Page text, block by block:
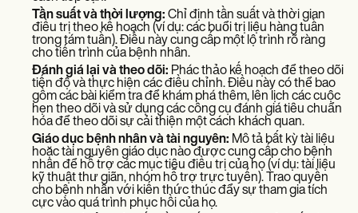
Tần suất và thời lượng: Chỉ định tần suất và thời gian
điều trị theo kế hoạch (ví dụ: các buổi trị liệu hàng tuần
trong tám tuần). Điều này cung cấp một lộ trình rõ ràng
cho tiến trình của bệnh nhân.
Đánh giá lại và theo dõi: Phác thảo kế hoạch để theo dõi
tiến độ và thực hiện các điều chỉnh. Điều này có thể bao
gồm các bài kiểm tra để khám phá thêm, lên lịch các cuộc
hẹn theo dõi và sử dụng các công cụ đánh giá tiêu chuẩn
hóa để theo dõi sự cải thiện một cách khách quan.
Giáo dục bệnh nhân và tài nguyên: Mô tả bất kỳ tài liệu
hoặc tài nguyên giáo dục nào được cung cấp cho bệnh
nhân để hỗ trợ các mục tiêu điều trị của họ (ví dụ: tài liệu
kỹ thuật thư giãn, nhóm hỗ trợ trực tuyến). Trao quyền
cho bệnh nhân với kiến thức thúc đẩy sự tham gia tích
cực vào quá trình phục hồi của họ.